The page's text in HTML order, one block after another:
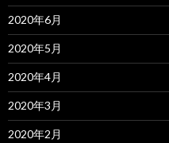
2020年6月
2020年5月
2020年4月
2020年3月
2020年2月